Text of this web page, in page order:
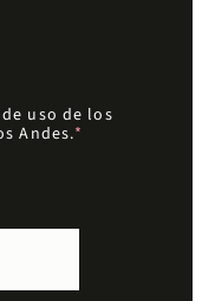
de uso de los
Andes.